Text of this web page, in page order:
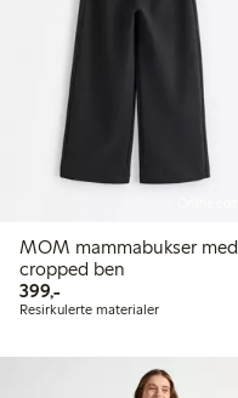
MOM mammabukser med
cropped ben
399,-399,00 kr
Resirkulerte materialer